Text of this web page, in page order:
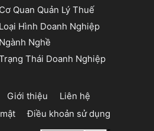
Quan Quản Lý Thuế
Hình Doanh Nghiệp
Nghề
Thái Doanh Nghiệp
Giới thiệu
Liên hệ
Điều khoản sử dụng